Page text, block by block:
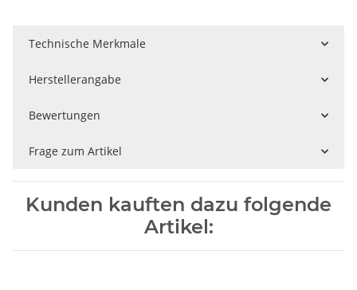
Technische Merkmale
Herstellerangabe
Bewertungen
Frage zum Artikel
Kunden kauften dazu folgende
Artikel: